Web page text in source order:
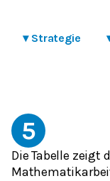
▾ Strategie
5
Die Tabelle zeigt